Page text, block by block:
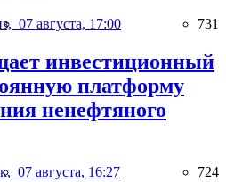
07 августа, 17:00 731
инвестиционный
платформу
ненефтяного
07 августа, 16:27 724